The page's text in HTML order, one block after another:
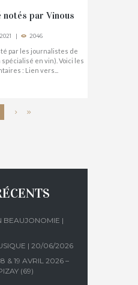
notés par Vinous
2046
par les journalistes de
en vin). Voici les
: Lien vers...
BEAUJONOMIE |
| 20/06/2026
& 19 AVRIL 2026 –
(69)